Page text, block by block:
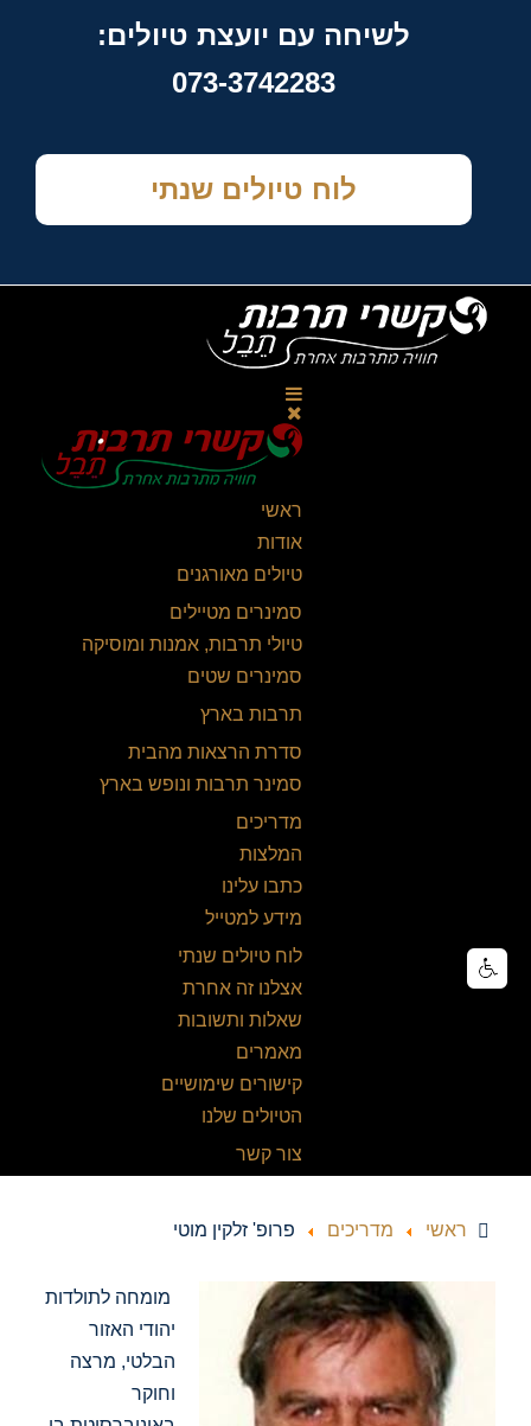
לשיחה עם יועצת טיולים:
073-3742283
לוח טיולים שנתי
ראשי
אודות
טיולים מאורגנים
סמינרים מטיילים
טיולי תרבות, אמנות ומוסיקה
סמינרים שטים
תרבות בארץ
סדרת הרצאות מהבית
סמינר תרבות ונופש בארץ
מדריכים
המלצות
כתבו עלינו
מידע למטייל
לוח טיולים שנתי
אצלנו זה אחרת
שאלות ותשובות
מאמרים
קישורים שימושיים
הטיולים שלנו
צור קשר
ראשי מדריכים פרופ' זלקין מוטי
מומחה לתולדות
יהודי האזור
הבלטי, מרצה
וחוקר